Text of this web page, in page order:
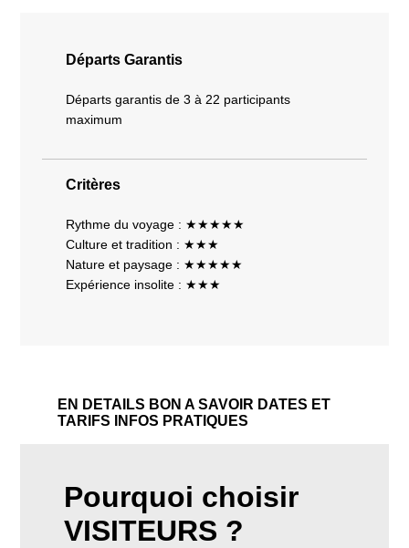
Départs Garantis
Départs garantis de 3 à 22 participants
maximum
Critères
Rythme du voyage : ★★★★★
Culture et tradition : ★★★
Nature et paysage : ★★★★★
Expérience insolite : ★★★
EN DETAILS BON A SAVOIR DATES ET
TARIFS
INFOS PRATIQUES
Pourquoi choisir
VISITEURS ?